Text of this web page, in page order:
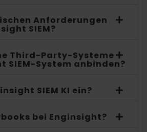
Anforderungen
SIEM?
Third-Party-Systeme
SIEM-System anbinden?
SIEM KI ein?
bei Enginsight?